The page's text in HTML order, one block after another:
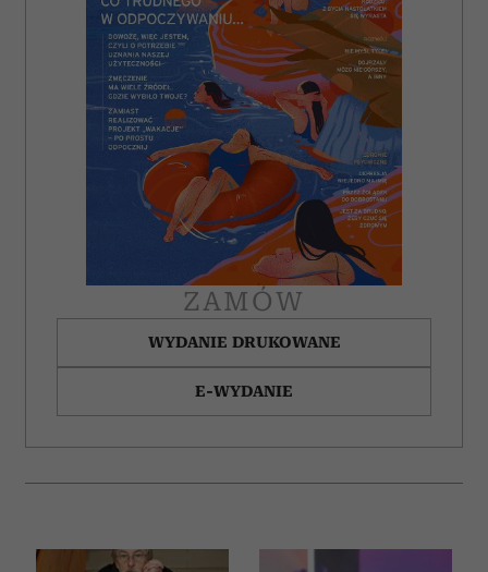
ZAMÓW
WYDANIE DRUKOWANE
E-WYDANIE